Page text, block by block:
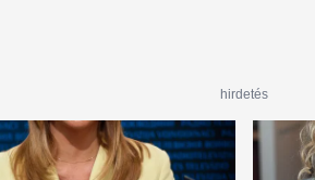
hirdetés